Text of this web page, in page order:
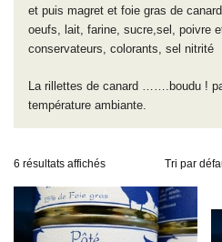
et puis magret et foie gras de
oeufs, lait, farine, sucre,sel, poivre
conservateurs, colorants, sel nitrité
La rillettes de canard …….boudu !
température ambiante.
6 résultats affichés